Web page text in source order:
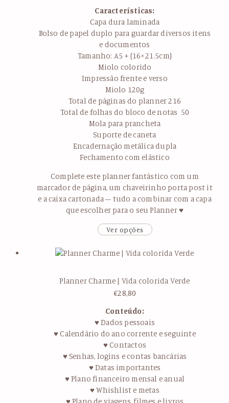
Características:
Capa dura laminada
Bolso de papel duplo para guardar diversos itens
e documentos
Tamanho: A5 + (16×21.5cm)
Miolo colorido
Impressão frente e verso
Miolo 120g
Total de páginas do planner 216
Total de folhas do bloco de notas 50
Mola para prancheta
Suporte de caneta
Encadernação metálica dupla
Fechamento com elástico
Complete este planner fantástico com um
marcador de página, um chaveirinho porta post it
e a caixa cartonada – tudo a combinar com a capa
que escolher para o seu Planner ♥
Ver opções
Planner Charme | Vida colorida Verde
€28,80
Conteúdo:
♥ Dados pessoais
♥ Calendário do ano corrente e seguinte
♥ Contactos
♥ Senhas, logins e contas bancárias
♥ Datas importantes
♥ Plano financeiro mensal e anual
♥ Whishlist e metas